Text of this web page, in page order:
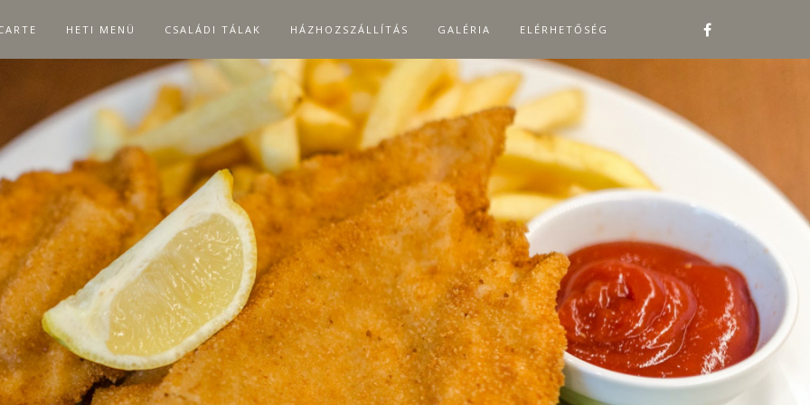
HETI MENÜ CSALÁDI TÁLAK HÁZHOZSZÁLLÍTÁS GALÉRIA ELÉRHETŐSÉG